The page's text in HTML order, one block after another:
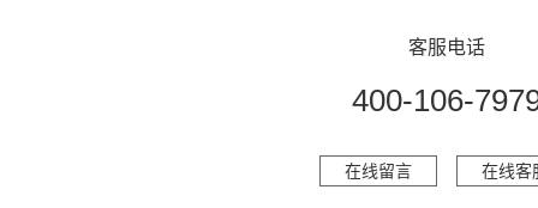
客服电话
400-106-
在线留言 在线客